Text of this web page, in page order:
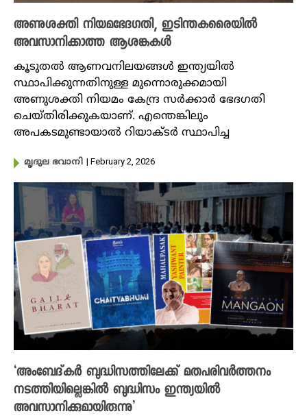
അണുശക്തി നിയമഭേദഗതി, ഇടിന്തകരൈയില്‍
അവസാനിക്കാത്ത ആശങ്കകള്‍
കൂടുതൽ ആണവനിലയങ്ങൾ ഇന്ത്യയിൽ
സ്ഥാപിക്കുന്നതിനുള്ള മുന്നൊരുക്കമായി
അണുശക്തി നിയമം കേന്ദ്ര സർക്കാർ ഭേദഗതി
ചെയ്തിരിക്കുകയാണ്. എന്തെങ്കിലും
അപകടമുണ്ടായാൽ റിയാക്ട‍ർ സ്ഥാപിച്ച
മൃദുല ഭവാനി | February 2, 2026
‘അംബേദ്കര്‍ ബുദ്ധിസത്തിലേക്ക് മതപരിവര്‍ത്തനം
നടത്തിയില്ലെങ്കില്‍ ബുദ്ധിസം ഇന്ത്യയില്‍
അവസാനിക്കുമായിരുന്നു’